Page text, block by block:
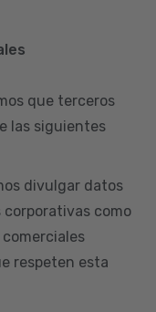
que terceros
las siguientes
divulgar datos
corporativas como
respeten esta